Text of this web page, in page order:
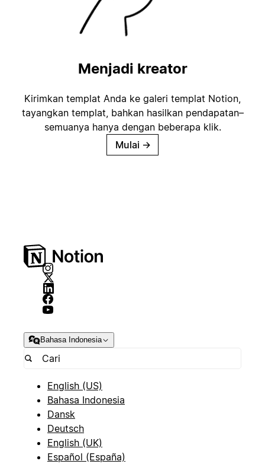
Menjadi kreator
Kirimkan templat Anda ke galeri templat Notion,
tayangkan templat, bahkan hasilkan pendapatan–
semuanya hanya dengan beberapa klik.
Mulai →
Bahasa Indonesia
English (US)
Bahasa Indonesia
Dansk
Deutsch
English (UK)
Español (España)